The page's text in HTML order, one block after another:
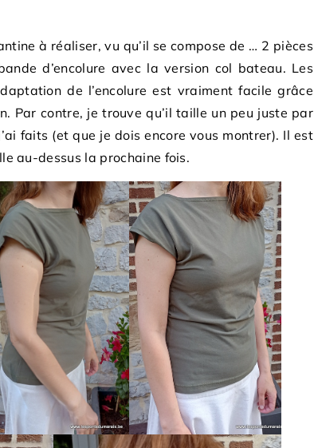
à réaliser, vu qu’il se compose de … 2 pièces
d’encolure avec la version col bateau. Les
de l’encolure est vraiment facile grâce
Par contre, je trouve qu’il taille un peu juste par
faits (et que je dois encore vous montrer). Il est
au-dessus la prochaine fois.